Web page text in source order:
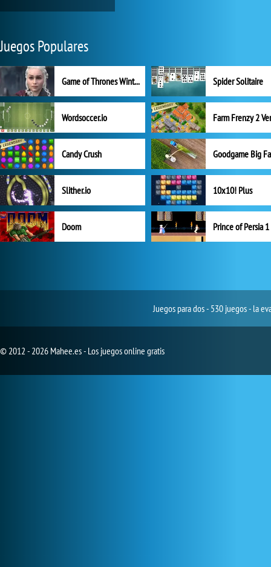
Juegos Populares
Game of Thrones Winter is Coming Spider Solitaire
Wordsoccer.io
Candy Crush Goodgame Big
Slither.io 10x10! Plus
Doom Prince of Persia 1
Juegos para dos - 530 juegos - la
© 2012 - 2026 Mahee.es - Los juegos online gratis